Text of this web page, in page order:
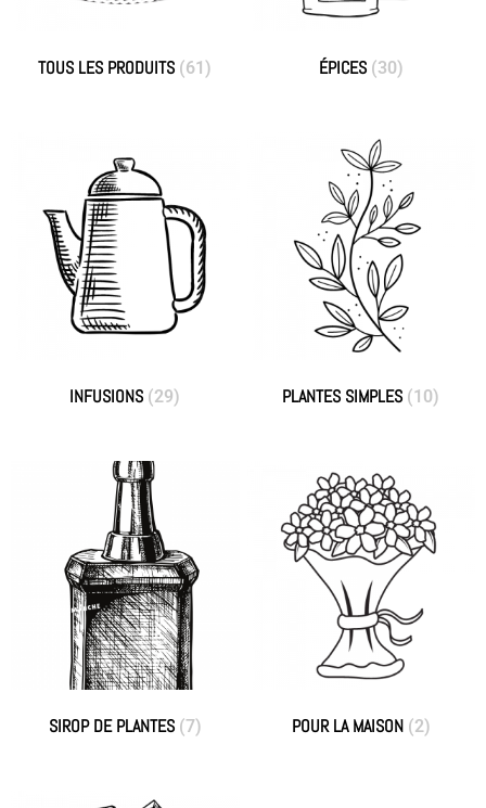
TOUS LES PRODUITS (61) ÉPICES (30)
INFUSIONS (29) PLANTES SIMPLES (10)
SIROP DE PLANTES (7) POUR LA MAISON (2)